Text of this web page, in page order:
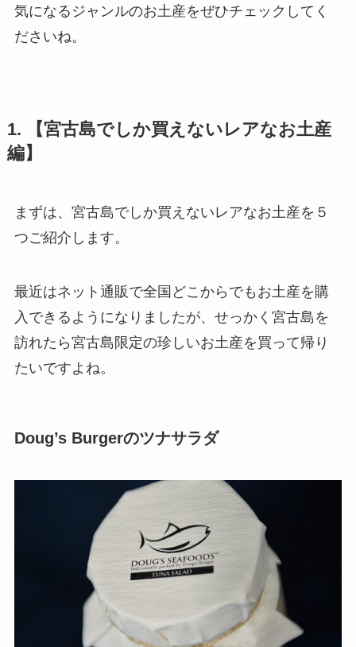
気になるジャンルのお土産をぜひチェックしてく
ださいね。
1. 【宮古島でしか買えないレアなお土産
編】
まずは、宮古島でしか買えないレアなお土産を５
つご紹介します。
最近はネット通販で全国どこからでもお土産を購
入できるようになりましたが、せっかく宮古島を
訪れたら宮古島限定の珍しいお土産を買って帰り
たいですよね。
Doug’s Burgerのツナサラダ